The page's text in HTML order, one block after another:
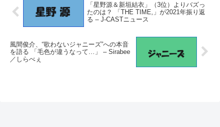
「星野源＆新垣結衣」（3位）よりバズっ
たのは？ 「THE TIME,」が2021年振り返
る – J-CASTニュース
風間俊介、“歌わないジャニーズ”への本音
を語る 「毛色が違うなって…」 – Sirabee
／しらべぇ